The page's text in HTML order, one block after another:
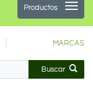
Productos
MARCAS
Buscar